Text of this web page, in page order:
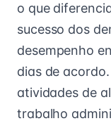
o que
sucesso dos
desempenho
dias de
atividades de
trabalho